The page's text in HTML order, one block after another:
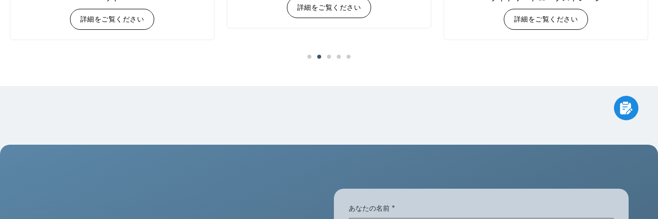
詳細をご覧ください
詳細をご覧ください
詳細をご覧ください
あなたの名前 *